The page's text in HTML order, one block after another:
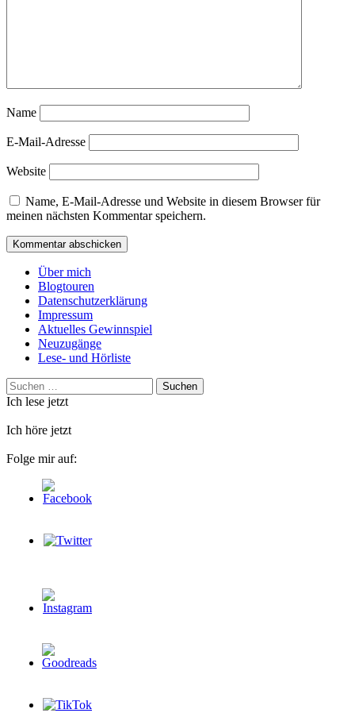
Name
E-Mail-Adresse
Website
Name, E-Mail-Adresse und Website in diesem Browser für
meinen nächsten Kommentar speichern.
Über mich
Blogtouren
Datenschutzerklärung
Impressum
Aktuelles Gewinnspiel
Neuzugänge
Lese- und Hörliste
Suchen
nach:
Ich lese jetzt
Ich höre jetzt
Folge mir auf: